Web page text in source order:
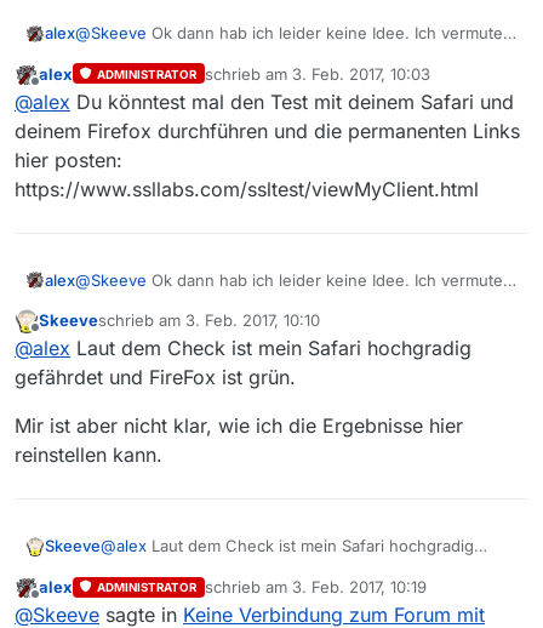
alex@Skeeve Ok dann hab ich leider keine Idee. Ich vermute,
alten Version vorhanden ist. Da ich nicht unnötig die
Sicherheitsbestimmungen aufgrund von
Rückwärtskompatibilität runter setzen möchte, bleibt dir im
Offline
alex ADMINISTRATOR schrieb am 3. Feb. 2017, 10:03
zuletzt editiert von
@alex Du könntest mal den Test mit deinem Safari und
deinem Firefox durchführen und die permanenten Links
hier posten:
https://www.ssllabs.com/ssltest/viewMyClient.html
alex@Skeeve Ok dann hab ich leider keine Idee. Ich vermute,
alten Version vorhanden ist. Da ich nicht unnötig die
Sicherheitsbestimmungen aufgrund von
Rückwärtskompatibilität runter setzen möchte, bleibt dir im
Offline
Skeeveschrieb am 3. Feb. 2017, 10:10
zuletzt editiert von
@alex Laut dem Check ist mein Safari hochgradig
gefährdet und FireFox ist grün.
Mir ist aber nicht klar, wie ich die Ergebnisse hier
reinstellen kann.
Skeeve@alex Laut dem Check ist mein Safari hochgradig
Mir ist aber nicht klar, wie ich die Ergebnisse hier
reinstellen kann.
Offline
alex ADMINISTRATOR schrieb am 3. Feb. 2017, 10:19
zuletzt editiert von
@Skeeve sagte in Keine Verbindung zum Forum mit